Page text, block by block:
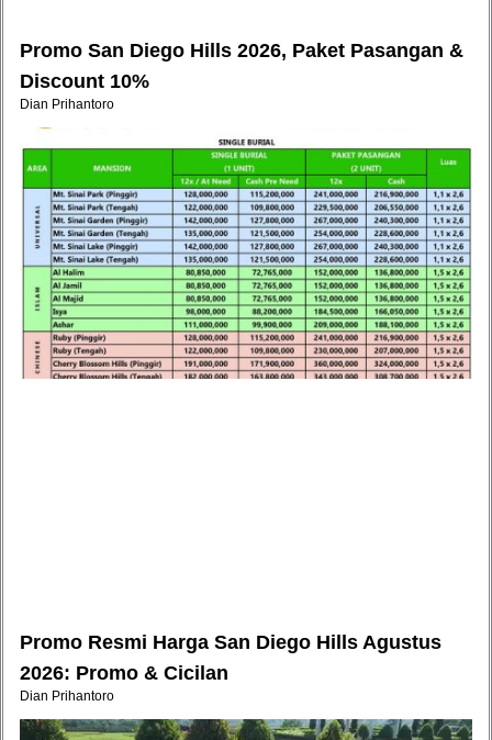
Promo San Diego Hills 2026, Paket Pasangan &
Discount 10%
Dian Prihantoro
Promo Resmi Harga San Diego Hills Agustus
2026: Promo & Cicilan
Dian Prihantoro